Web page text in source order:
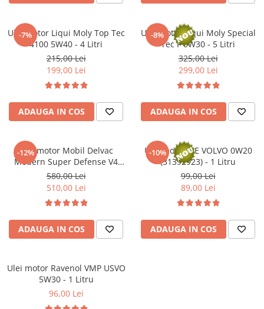
Kit lant distributie
Curea distributie
Pompa apa
Transmisie
Kit transmisie
Curea transmisie
Busoane/inele etansare
Directie/stabilizare
Bielete antiruliu
Bielete directie
Cap de bara
Caroserie
Amortizor capota
Amortizor portbagaj/hayon
Amortizor
Pivot suspensie
-7%
Ulei motor Liqui Moly Top Tec
4100 5W40 - 4 Litri
215,00 Lei
199,00 Lei
ADAUGA IN COS
-8%
Ulei motor Liqui Moly Special
Tec F 0W30 - 5 Litri
325,00 Lei
299,00 Lei
ADAUGA IN COS
-12%
Ulei motor Mobil Delvac
Modern Super Defense V4
15W40 (Delvac MX) - 20 Litri
580,00 Lei
510,00 Lei
ADAUGA IN COS
-10%
Ulei motor OE VOLVO 0W20
(31392923) - 1 Litru
99,00 Lei
89,00 Lei
ADAUGA IN COS
Ulei motor Ravenol VMP USVO
5W30 - 1 Litru
96,00 Lei